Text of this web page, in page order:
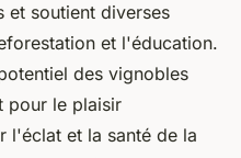
et soutient diverses
et l'éducation.
des vignobles
pour le plaisir
l'éclat et la santé de la